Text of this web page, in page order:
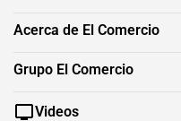
Acerca de El Comercio
Grupo El Comercio
Videos